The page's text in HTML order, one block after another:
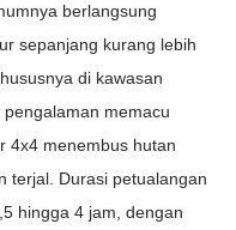
berlangsung
sepanjang kurang lebih
di kawasan
memacu
4x4 menembus hutan
terjal. Durasi petualangan
hingga 4 jam, dengan